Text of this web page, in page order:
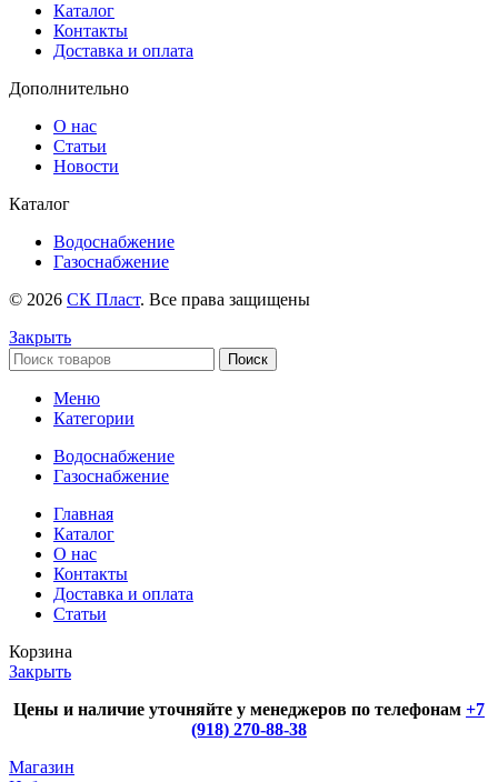
Каталог
Контакты
Доставка и оплата
Дополнительно
О нас
Статьи
Новости
Каталог
Водоснабжение
Газоснабжение
© 2026 СК Пласт. Все права защищены
Закрыть
Поиск
Меню
Категории
Водоснабжение
Газоснабжение
Главная
Каталог
О нас
Контакты
Доставка и оплата
Статьи
Корзина
Закрыть
Цены и наличие уточняйте у менеджеров по телефонам +7
(918) 270-88-38
Магазин